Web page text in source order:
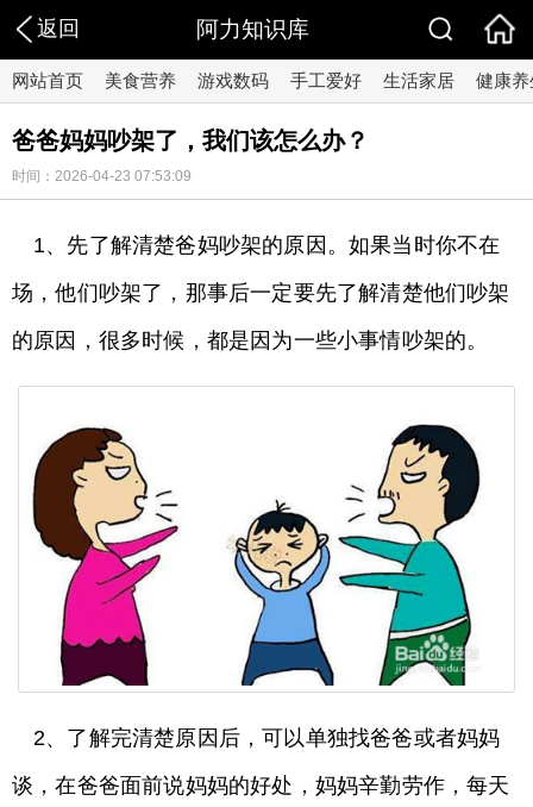
返回 阿力知识库
网站首页 美食营养 游戏数码 手工爱好 生活家居 健康养
爸爸妈妈吵架了，我们该怎么办？
时间：2026-04-23 07:53:09
1、先了解清楚爸妈吵架的原因。如果当时你不在
场，他们吵架了，那事后一定要先了解清楚他们吵架
的原因，很多时候，都是因为一些小事情吵架的。
2、了解完清楚原因后，可以单独找爸爸或者妈妈
谈，在爸爸面前说妈妈的好处，妈妈辛勤劳作，每天